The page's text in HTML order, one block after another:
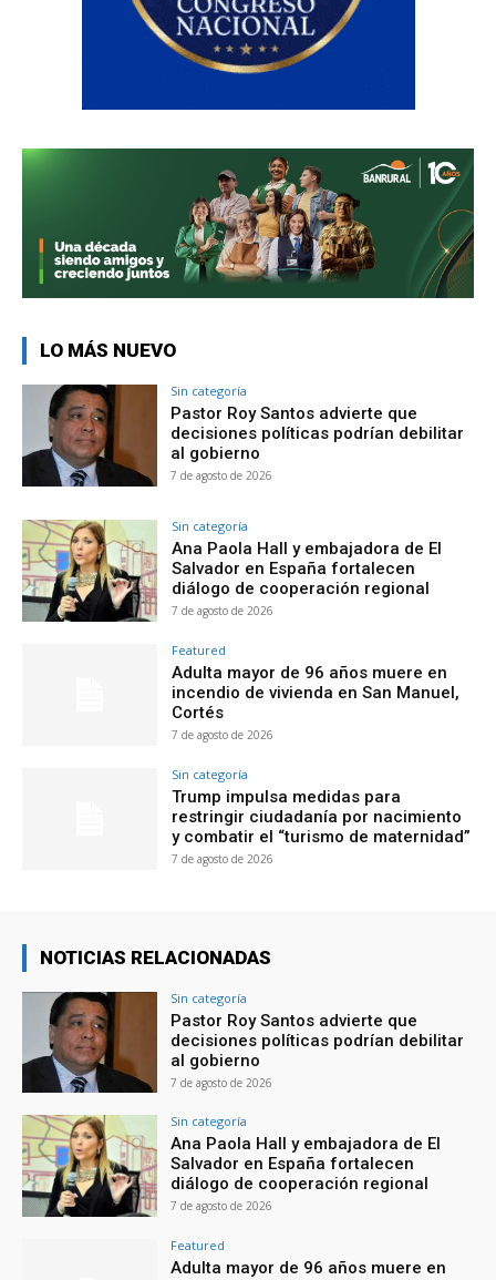
LO MÁS NUEVO
Sin categoría
Pastor Roy Santos advierte que
decisiones políticas podrían debilitar
al gobierno
7 de agosto de 2026
Sin categoría
Ana Paola Hall y embajadora de El
Salvador en España fortalecen
diálogo de cooperación regional
7 de agosto de 2026
Featured
Adulta mayor de 96 años muere en
incendio de vivienda en San Manuel,
Cortés
7 de agosto de 2026
Sin categoría
Trump impulsa medidas para
restringir ciudadanía por nacimiento
y combatir el “turismo de maternidad”
7 de agosto de 2026
NOTICIAS RELACIONADAS
Sin categoría
Pastor Roy Santos advierte que
decisiones políticas podrían debilitar
al gobierno
7 de agosto de 2026
Sin categoría
Ana Paola Hall y embajadora de El
Salvador en España fortalecen
diálogo de cooperación regional
7 de agosto de 2026
Featured
Adulta mayor de 96 años muere en